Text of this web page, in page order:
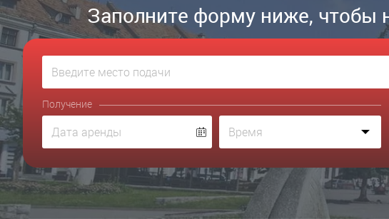
Заполните форму ниже, чтобы
Получение